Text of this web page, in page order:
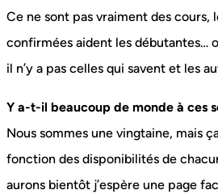
Ce ne sont pas vraiment des cours,
confirmées aident les débutantes…
il n’y a pas celles qui savent et les
Y a-t-il beaucoup de monde à ces
Nous sommes une vingtaine, mais
fonction des disponibilités de
aurons bientôt j’espère une page